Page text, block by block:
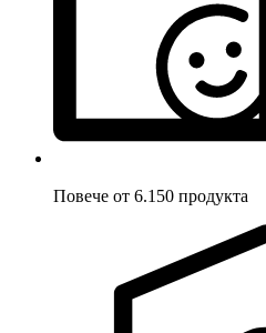
Повече от 6.150 продукта